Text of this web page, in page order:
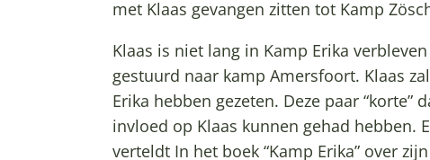
met Klaas gevangen zitten tot Kamp
Klaas is niet lang in Kamp Erika
gestuurd naar kamp Amersfoort. Klaas
Erika hebben gezeten. Deze paar “korte”
invloed op Klaas kunnen gehad hebben.
verteldt In het boek “Kamp Erika” over